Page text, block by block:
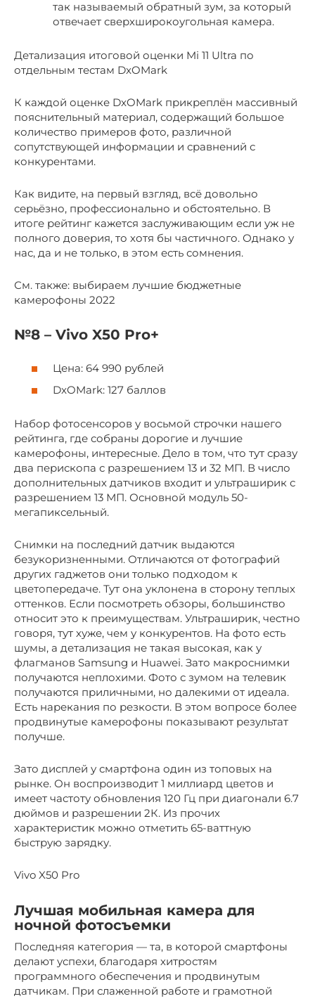
так называемый обратный зум, за который
отвечает сверхширокоугольная камера.
Детализация итоговой оценки Mi 11 Ultra по
отдельным тестам DxOMark
К каждой оценке DxOMark прикреплён массивный
пояснительный материал, содержащий большое
количество примеров фото, различной
сопутствующей информации и сравнений с
конкурентами.
Как видите, на первый взгляд, всё довольно
серьёзно, профессионально и обстоятельно. В
итоге рейтинг кажется заслуживающим если уж не
полного доверия, то хотя бы частичного. Однако у
нас, да и не только, в этом есть сомнения.
См. также: выбираем лучшие бюджетные
камерофоны 2022
№8 – Vivo X50 Pro+
Цена: 64 990 рублей
DxOMark: 127 баллов
Набор фотосенсоров у восьмой строчки нашего
рейтинга, где собраны дорогие и лучшие
камерофоны, интересные. Дело в том, что тут сразу
два перископа с разрешением 13 и 32 МП. В число
дополнительных датчиков входит и ультраширик с
разрешением 13 МП. Основной модуль 50-
мегапиксельный.
Снимки на последний датчик выдаются
безукоризненными. Отличаются от фотографий
других гаджетов они только подходом к
цветопередаче. Тут она уклонена в сторону теплых
оттенков. Если посмотреть обзоры, большинство
относит это к преимуществам. Ультраширик, честно
говоря, тут хуже, чем у конкурентов. На фото есть
шумы, а детализация не такая высокая, как у
флагманов Samsung и Huawei. Зато макроснимки
получаются неплохими. Фото с зумом на телевик
получаются приличными, но далекими от идеала.
Есть нарекания по резкости. В этом вопросе более
продвинутые камерофоны показывают результат
получше.
Зато дисплей у смартфона один из топовых на
рынке. Он воспроизводит 1 миллиард цветов и
имеет частоту обновления 120 Гц при диагонали 6.7
дюймов и разрешении 2К. Из прочих
характеристик можно отметить 65-ваттную
быструю зарядку.
Vivo X50 Pro
Лучшая мобильная камера для
ночной фотосъемки
Последняя категория — та, в которой смартфоны
делают успехи, благодаря хитростям
программного обеспечения и продвинутым
датчикам. При слаженной работе и грамотной